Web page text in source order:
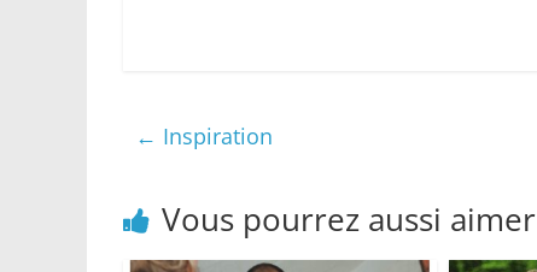
← Inspiration
Vous pourrez aussi aimer